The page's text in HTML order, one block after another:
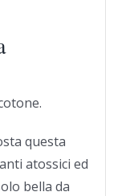
questa
atossici ed
bella da